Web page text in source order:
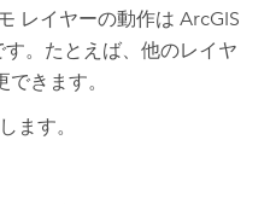
レイヤーの動作は ArcGIS
。たとえば、他のレイヤ
きます。
ます。